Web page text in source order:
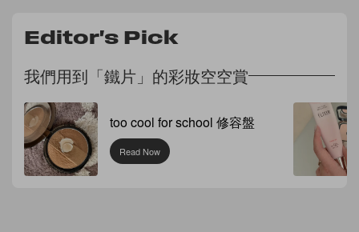
Editor's Pick
我們用到「鐵片」的彩妝空空賞
too cool for school 修容盤
Read Now